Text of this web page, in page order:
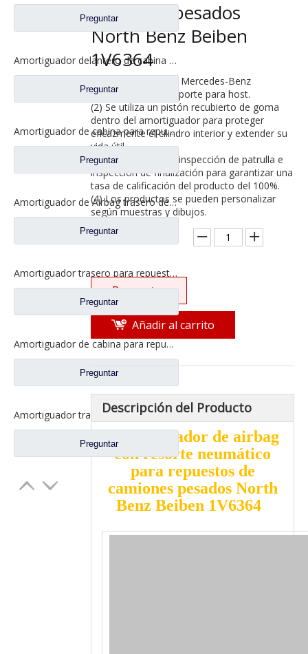
Preguntar
Amortiguador delantero de cabina para repuestos de camiones North Benz Beiben V3 5188910305
Preguntar
Amortiguador de cabina para repuestos de camiones North Benz Beiben 0008912205-6048
Preguntar
Amortiguador de Airbag trasero de cabina para repuestos de camiones North Benz Beiben V3 5183170512
Preguntar
Amortiguador trasero para repuestos de camiones North Benz Beiben V3 5188910105
Preguntar
Amortiguador de cabina para repuestos de camiones North Benz 5008900019
Preguntar
Amortiguador trasero del airbag para los recambios 5183170512 del camión del Benz del norte
Preguntar
camiones pesados ​​
North Benz Beiben
1V6364
Modelos aplicables: Mercedes-Benz
(1) Productos de soporte para host.
(2) Se utiliza un pistón recubierto de goma
dentro del amortiguador para proteger
eficazmente el cilindro interior y extender su
vida útil.
(3) Autoinspección, inspección de patrulla e
inspección de finalización para garantizar una
tasa de calificación del producto del 100%.
(4) Los productos se pueden personalizar
según muestras y dibujos.
Cantidad:
Preguntar
Añadir al carrito
Descripción del Producto
Amortiguador de airbag
con resorte neumático
para repuestos de
camiones pesados ​​North
Benz Beiben 1V6364